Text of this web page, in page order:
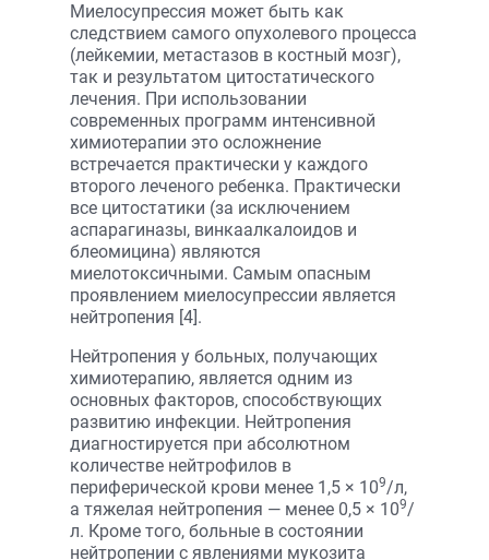
Миелосупрессия может быть как
следствием самого опухолевого процесса
(лейкемии, метастазов в костный мозг),
так и результатом цитостатического
лечения. При использовании
современных программ интенсивной
химиотерапии это осложнение
встречается практически у каждого
второго леченого ребенка. Практически
все цитостатики (за исключением
аспарагиназы, винкаалкалоидов и
блеомицина) являются
миелотоксичными. Самым опасным
проявлением миелосупрессии является
нейтропения [4].
Нейтропения у больных, получающих
химиотерапию, является одним из
основных факторов, способствующих
развитию инфекции. Нейтропения
диагностируется при абсолютном
количестве нейтрофилов в
периферической крови менее 1,5 × 109/л,
а тяжелая нейтропения — менее 0,5 × 109/
л. Кроме того, больные в состоянии
нейтропении с явлениями мукозита